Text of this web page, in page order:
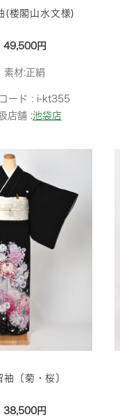
(楼閣山水文様)
49,500円
素材:正絹
ード : i-kt355
店舗 :池袋店
袖〔菊・桜〕
38,500円